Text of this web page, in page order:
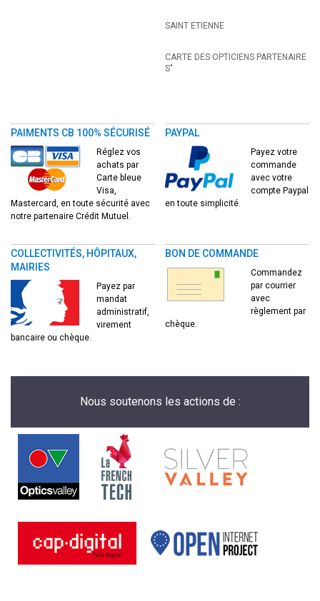
SAINT ETIENNE
CARTE DES OPTICIENS PARTENAIRE
S"
PAIMENTS CB 100% SÉCURISÉ
Réglez vos
achats par
Carte bleue
Visa,
Mastercard, en toute sécurité avec
notre partenaire Crédit Mutuel.
PAYPAL
Payez votre
commande
avec votre
compte Paypal
en toute simplicité.
COLLECTIVITÉS, HÔPITAUX,
MAIRIES
Payez par
mandat
administratif,
virement
bancaire ou chèque.
BON DE COMMANDE
Commandez
par courrier
avec
règlement par
chèque.
Nous soutenons les actions de :